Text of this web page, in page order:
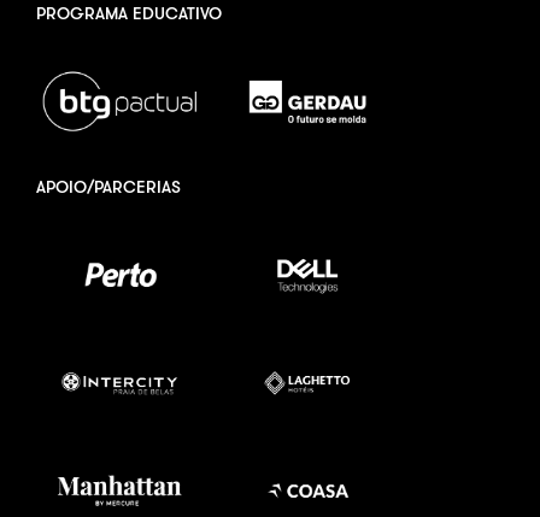
PROGRAMA EDUCATIVO
APOIO/PARCERIAS